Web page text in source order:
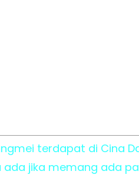
terdapat di Cina
ada jika memang ada